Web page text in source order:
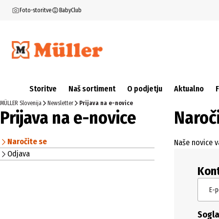
Foto-storitve BabyClub
Storitve Naš sortiment O podjetju Aktualno
MÜLLER Slovenija Newsletter Prijava na e-novice
Prijava na e-novice
Naročite se
Odjava
Naše novice
E-